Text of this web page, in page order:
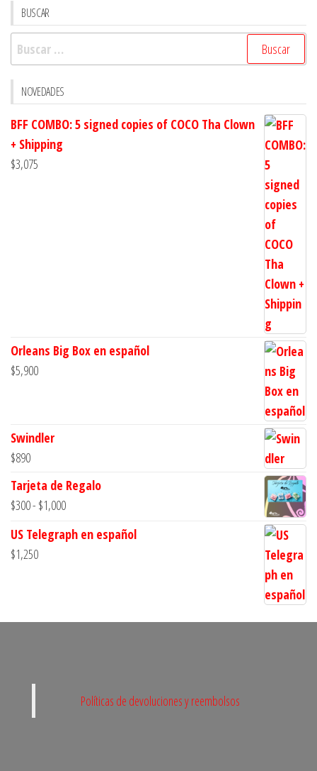
BUSCAR
Buscar:
NOVEDADES
BFF COMBO: 5 signed copies of COCO Tha Clown
+ Shipping
$3,075
Orleans Big Box en español
$5,900
Swindler
$890
Tarjeta de Regalo
$300- $1,000Rango
precios:
$1,000
US Telegraph en español
$1,250
Políticas de devoluciones y reembolsos